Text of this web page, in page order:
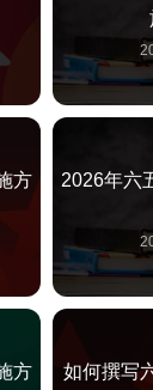
方
2026年六
方
如何撰写